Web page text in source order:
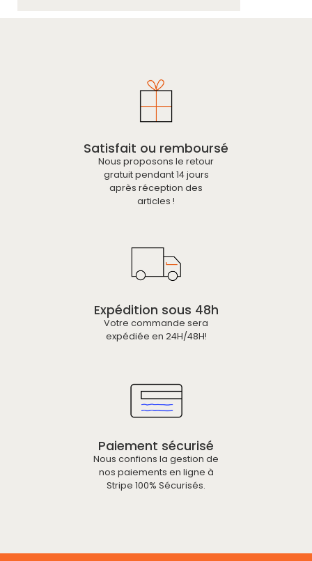
Satisfait ou remboursé
Nous proposons le retour
gratuit pendant 14 jours
après réception des
articles !
Expédition sous 48h
Votre commande sera
expédiée en 24H/48H!
Paiement sécurisé
Nous confions la gestion de
nos paiements en ligne à
Stripe 100% Sécurisés.